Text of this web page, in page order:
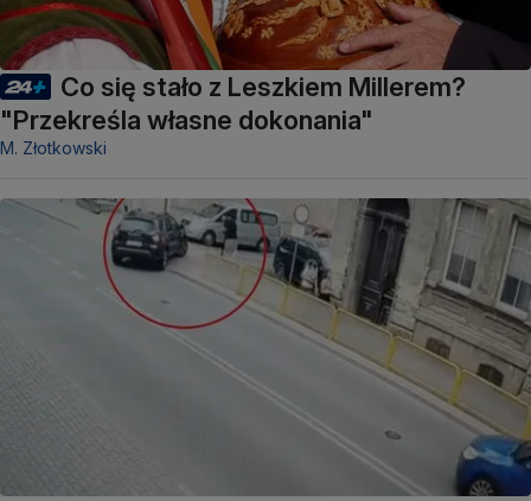
Co się stało z Leszkiem Millerem?
"Przekreśla własne dokonania"
M. Złotkowski